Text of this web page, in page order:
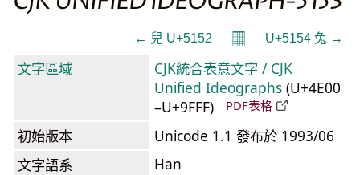
← 兒 U+5152 𝄜 U+5154 兔 →
文字區域
CJK統合表意文字 / CJK
Unified Ideographs (U+4E00
–U+9FFF)
PDF表格
初始版本
Unicode 1.1 發布於 1993/06
文字語系
Han